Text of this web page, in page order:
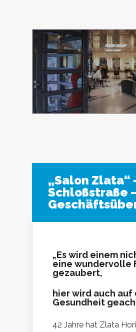
„Salon Zlata“
Schloßstraße
„Es wird einem
eine wundervolle
gezaubert,
hier wird auch auf
Gesundheit
42 Jahre hat Zlata